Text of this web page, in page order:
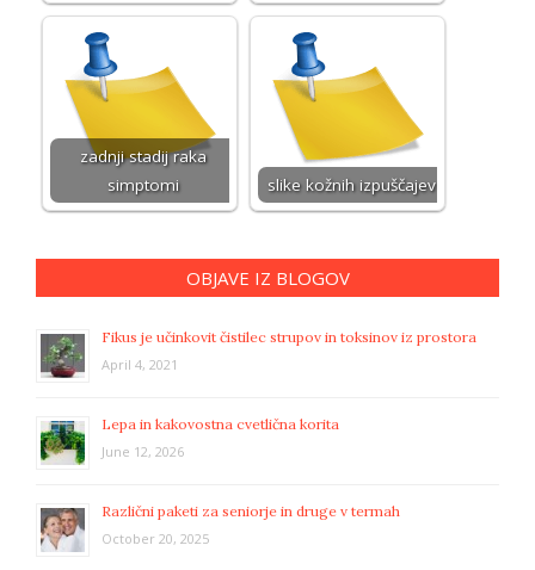
zadnji stadij raka
simptomi
slike kožnih izpuščajev
OBJAVE IZ BLOGOV
Fikus je učinkovit čistilec strupov in toksinov iz prostora
April 4, 2021
Lepa in kakovostna cvetlična korita
June 12, 2026
Različni paketi za seniorje in druge v termah
October 20, 2025